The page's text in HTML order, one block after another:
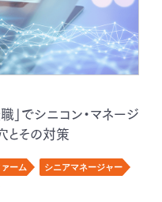
」でシニコン・マネージ
とその対策
ーム
シニアマネージャー